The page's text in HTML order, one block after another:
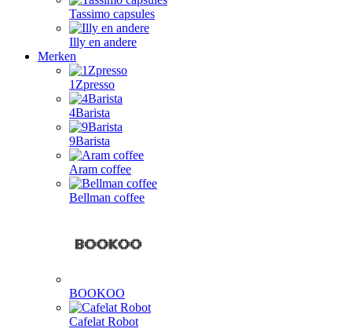
Tassimo capsules
Illy en andere
Merken
1Zpresso
4Barista
9Barista
Aram coffee
Bellman coffee
BOOKOO
Cafelat Robot